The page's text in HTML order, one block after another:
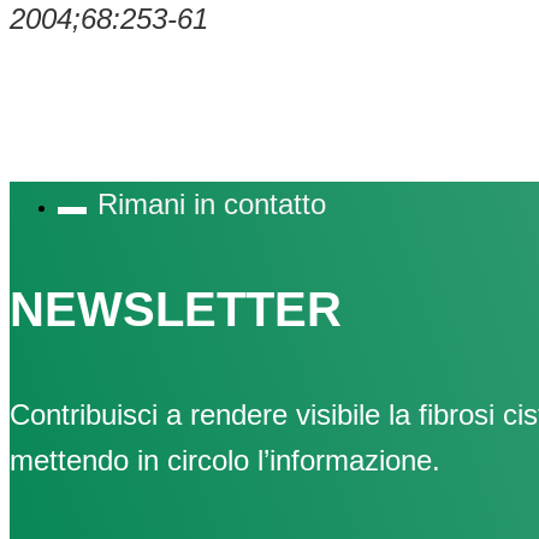
2004;68:253-61
Rimani in contatto
NEWSLETTER
Contribuisci a rendere visibile la fibrosi
mettendo in circolo l’informazione.